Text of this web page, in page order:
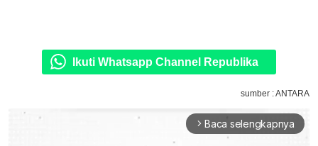
Ikuti Whatsapp Channel Republika
sumber : ANTARA
arrow_forward_ios Baca selengkapnya